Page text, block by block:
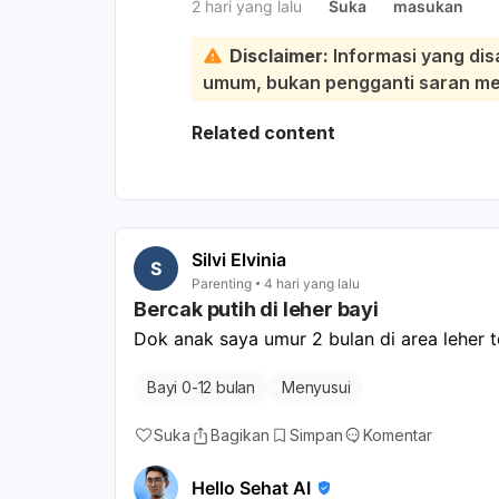
digendong.:
Pada usia 11 bulan, umumnya bayi
posisi, dan mulai berdiri dengan
masih perlu perhatian. Setiap anak
keterlambatan motorik seperti ini
bergerak. Jangan dipaksa, tapi
riwayat bayi tampak lemas, sulit
lain juga terlambat, lebih baik
ke tumbuh kembang atau neurologi
2 hari yang lalu Suka masukan
Disclaimer: Informasi yang
umum, bukan pengganti saran
Related content
S Silvi Elvinia
Parenting 4 hari yang lalu
Bercak putih di leher bayi
Dok anak saya umur 2 bulan di area
Bayi 0-12 bulan Menyusui
Suka Bagikan Simpan Komentar
Hello Sehat AI